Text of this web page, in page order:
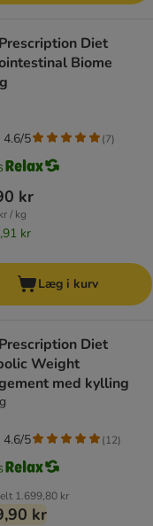
Diet
Biome
kr
/ kg
kr
4.6/5 (7)
Læg i kurv
Diet
Weight
med kylling
1.699,80 kr
kr
4.6/5 (12)